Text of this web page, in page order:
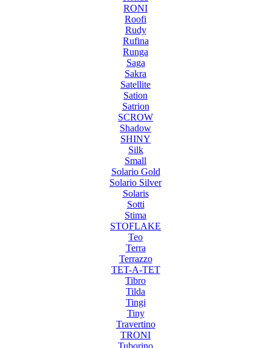
RONI
Roofi
Rudy
Rufina
Runga
Saga
Sakra
Satellite
Sation
Satrion
SCROW
Shadow
SHINY
Silk
Small
Solario Gold
Solario Silver
Solaris
Sotti
Stima
STOFLAKE
Teo
Terra
Terrazzo
TET-A-TET
Tibro
Tilda
Tingi
Tiny
Travertino
TRONI
Tuborino